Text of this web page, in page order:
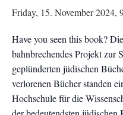
Friday, 15. November 2024,
Have you seen this book?
bahnbrechendes Projekt zur
geplünderten jüdischen
verlorenen Bücher standen
Hochschule für die